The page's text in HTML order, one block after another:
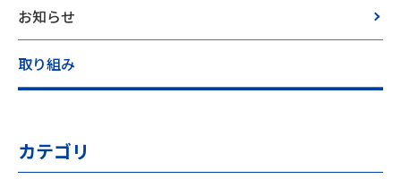
お知らせ
取り組み
カテゴリ